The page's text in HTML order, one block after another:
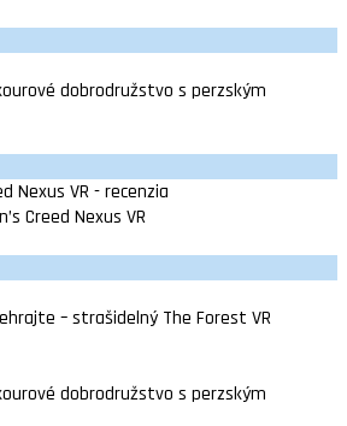
dobrodružstvo s perzským
Creed Nexus VR
– strašidelný The Forest VR
dobrodružstvo s perzským